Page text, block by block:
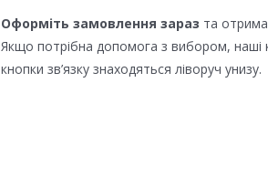
Оформіть замовлення зараз та
Якщо потрібна допомога з вибором,
кнопки зв’язку знаходяться ліворуч унизу.